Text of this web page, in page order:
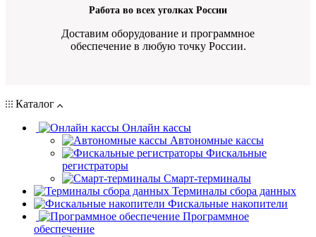
Работа во всех уголках России
Доставим оборудование и программное
обеспечение в любую точку России.
Каталог
Онлайн кассы
Автономные кассы
Фискальные
регистраторы
Смарт-терминалы
Терминалы сбора данных
Фискальные накопители
Программное
обеспечение